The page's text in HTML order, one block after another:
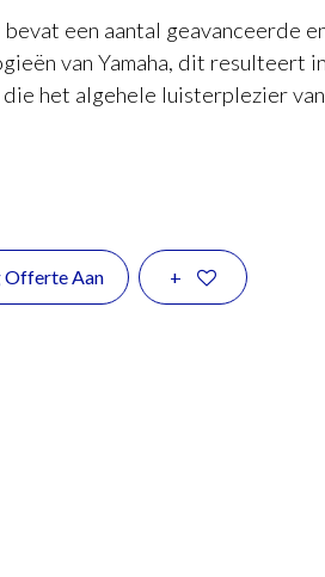
een aantal geavanceerde
van Yamaha, dit resulteert
het algehele luisterplezier
Offerte Aan +